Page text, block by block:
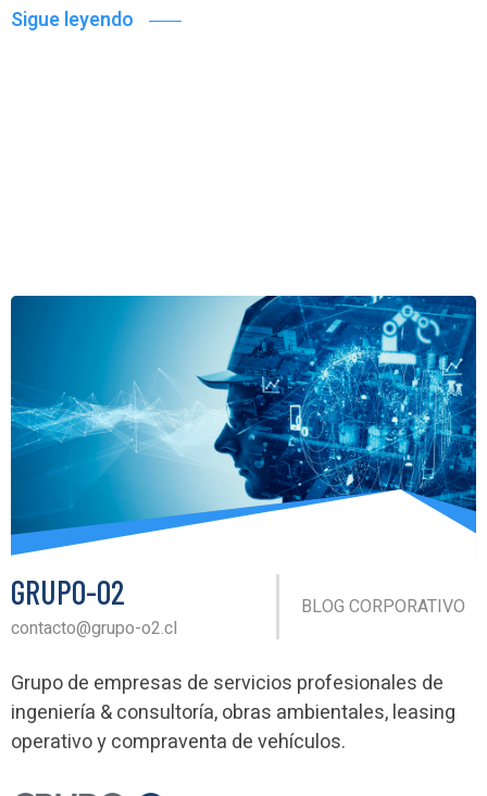
Sigue leyendo
GRUPO-O2
contacto@grupo-o2.cl
BLOG CORPORATIVO
Grupo de empresas de servicios profesionales de
ingeniería & consultoría, obras ambientales, leasing
operativo y compraventa de vehículos.